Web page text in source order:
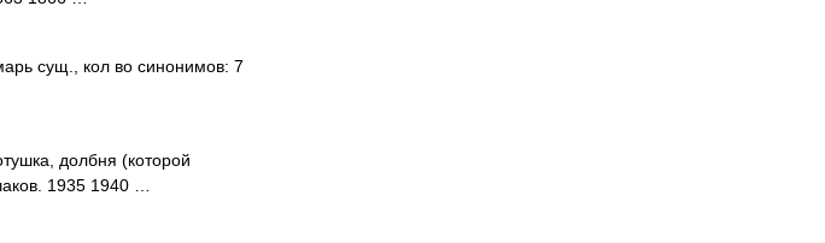
сущ., кол во синонимов: 7
долбня (которой
1935 1940 …